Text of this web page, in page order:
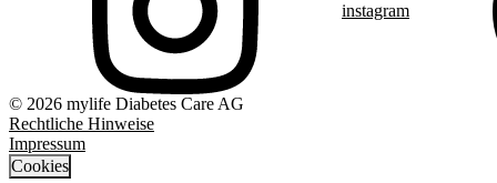
instagram
© 2026 mylife Diabetes Care AG
Rechtliche Hinweise
Impressum
Cookies